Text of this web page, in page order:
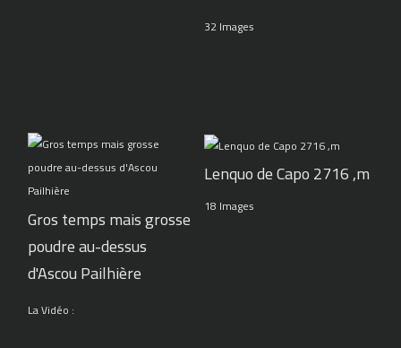
32 Images
Gros temps mais grosse
poudre au-dessus
d'Ascou Pailhière
La Vidéo :
Lenquo de Capo 2716 ,m
18 Images